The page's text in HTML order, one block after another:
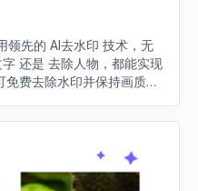
领先的 AI去水印 技术，无
还是 去除人物，都能实现
费去除水印并保持画质高